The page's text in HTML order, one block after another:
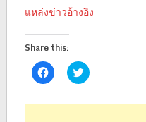
แหล่งข่าวอ้างอิง
Share this:
Click
to
Facebook
Click
to
Twitter